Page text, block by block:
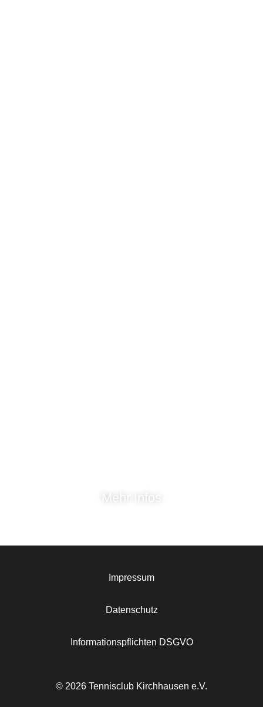
Mehr Infos
Impressum
Datenschutz
Informationspflichten DSGVO
© 2026 Tennisclub Kirchhausen e.V.